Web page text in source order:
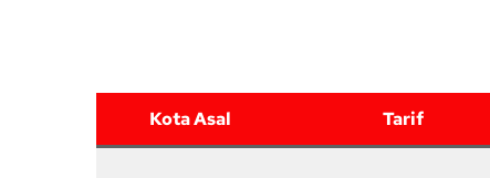
Kota Asal Tarif